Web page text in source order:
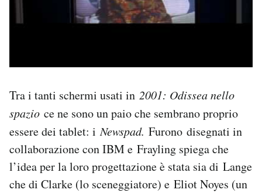
Tra i tanti schermi usati in 2001: Odissea nello
spazio ce ne sono un paio che sembrano proprio
essere dei tablet: iNewspad. Furono disegnati in
collaborazione con IBM e Frayling spiega che
l’idea per la loro progettazione è stata sia di Lange
che di Clarke (lo sceneggiatore) e Eliot Noyes (un